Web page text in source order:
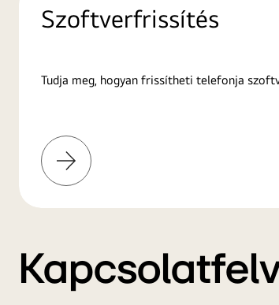
Szoftverfrissítés
Tudja meg, hogyan frissítheti telefonja
További
információk